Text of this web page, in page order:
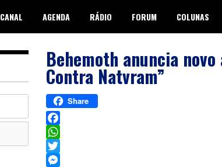
CANAL AGENDA RÁDIO FORUM COLUNAS
Behemoth anuncia
Contra Natvram”
Share
Facebook
WhatsApp
Twitter